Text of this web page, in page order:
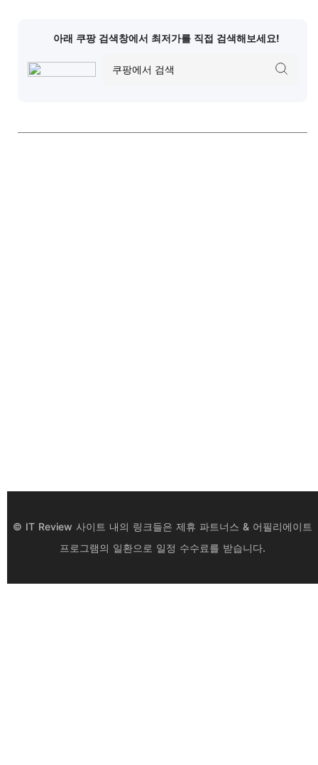
아래 쿠팡 검색창에서 최저가를 직접 검색해보세요!
© IT Review 사이트 내의 링크들은 제휴 파트너스 & 어필리에이트
프로그램의 일환으로 일정 수수료를 받습니다.